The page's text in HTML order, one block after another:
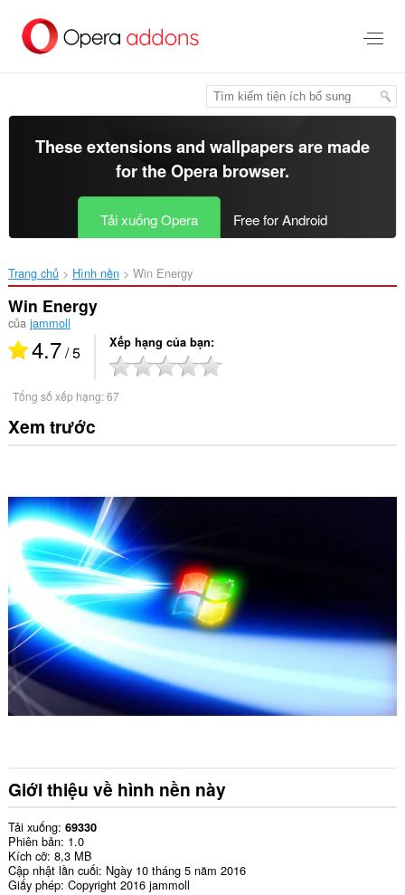
đến
These extensions and wallpapers are made
for theOpera browser.
Tải xuống Opera Free for Android
Trang chủ Hình nền Win Energy‎
Win Energy
của jammoll
4.7/ 5 Xếp hạng của bạn
Tổng số xếp hạng:67
Xem trước
Giới thiệu về hình nền này
Tải xuống 69330
Phiên bản 1.0
Kích cỡ 8,3 MB
Cập nhật lần cuối Ngày 10 tháng 5 năm 2016
Giấy phép Copyright 2016 jammoll